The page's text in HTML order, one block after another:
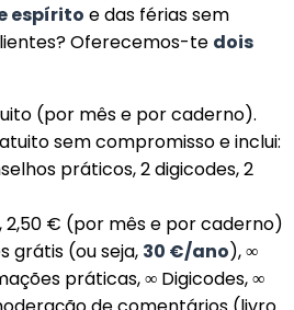
espírito e das férias sem
Oferecemos-te dois
(por mês e por caderno).
sem compromisso e inclui:
práticos, 2 digicodes, 2
, 2,50 € (por mês e por caderno)
grátis (ou seja, 30 €/ano), ∞
práticas, ∞ Digicodes, ∞